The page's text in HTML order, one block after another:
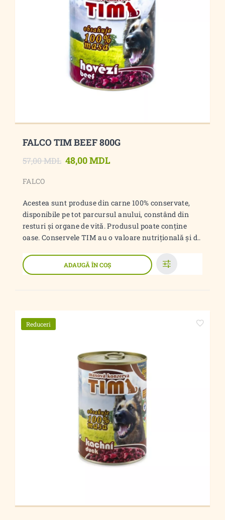
FALCO TIM BEEF 800G
57,00 MDL 48,00 MDL
FALCO
Acestea sunt produse din carne 100% conservate,
disponibile pe tot parcursul anului, constând din
resturi și organe de vită. Produsul poate conține
oase. Conservele TIM au o valoare nutrițională și d..
ADAUGĂ ÎN COŞ
Reduceri